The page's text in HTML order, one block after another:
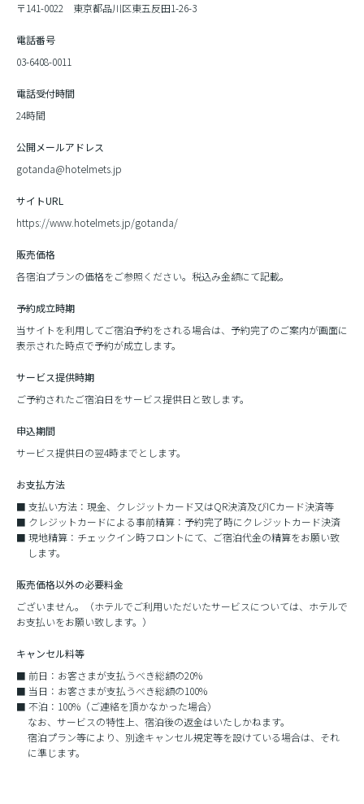
〒141-0022 東京都品川区東五反田1-26-3
電話番号
03-6408-0011
電話受付時間
24時間
公開メールアドレス
gotanda@hotelmets.jp
サイトURL
https://www.hotelmets.jp/gotanda/
販売価格
各宿泊プランの価格をご参照ください。税込み金額にて記載。
予約成立時期
当サイトを利用してご宿泊予約をされる場合は、予約完了のご案内が画面に
表示された時点で予約が成立します。
サービス提供時期
ご予約されたご宿泊日をサービス提供日と致します。
申込期間
サービス提供日の翌4時までとします。
お支払方法
支払い方法：現金、クレジットカード又はQR決済及びICカード決済等
クレジットカードによる事前精算：予約完了時にクレジットカード決済
現地精算：チェックイン時フロントにて、ご宿泊代金の精算をお願い致
します。
販売価格以外の必要料金
ございません。（ホテルでご利用いただいたサービスについては、ホテルで
お支払いをお願い致します。）
キャンセル料等
前日：お客さまが支払うべき総額の20%
当日：お客さまが支払うべき総額の100%
不泊：100%（ご連絡を頂かなかった場合）
なお、サービスの特性上、宿泊後の返金はいたしかねます。
宿泊プラン等により、別途キャンセル規定等を設けている場合は、それ
に準じます。